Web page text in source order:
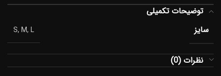
توضیحات تکمیلی
سایز
S, M, L
نظرات (0)